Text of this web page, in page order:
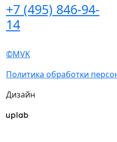
+7 (495) 846-94-
14
©MVK
Политика обработки
Дизайн